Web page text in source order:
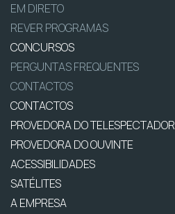
EM DIRETO
REVER PROGRAMAS
CONCURSOS
PERGUNTAS FREQUENTES
CONTACTOS
CONTACTOS
PROVEDORA DO TELESPECTADOR
PROVEDORA DO OUVINTE
ACESSIBILIDADES
SATÉLITES
A EMPRESA